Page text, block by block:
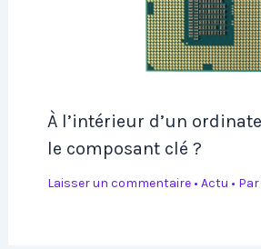
À l’intérieur d’un
le composant clé ?
Laisser un commentaire • Actu • Par